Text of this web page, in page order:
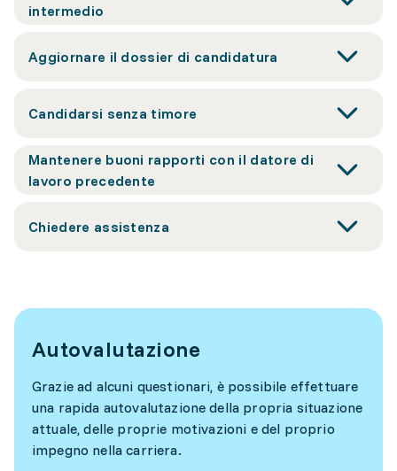
intermedio
Aggiornare il dossier di candidatura
Candidarsi senza timore
Mantenere buoni rapporti con il datore di
lavoro precedente
Chiedere assistenza
Autovalutazione
Grazie ad alcuni questionari, è possibile effettuare
una rapida autovalutazione della propria situazione
attuale, delle proprie motivazioni e del proprio
impegno nella carriera.